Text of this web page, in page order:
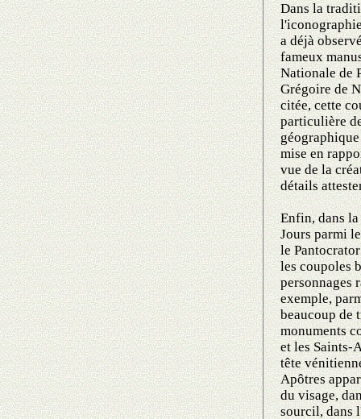
Dans la
a déjà
fameux
Nationale de
Grégoire de
citée, cette
particulière
mise en
vue de la
détails
Enfin, dans
Jours parmi
le
les coupoles
personnages
exemple,
beaucoup de
monuments
et les Saints-
tête
Apôtres
du visage,
sourcil, dans